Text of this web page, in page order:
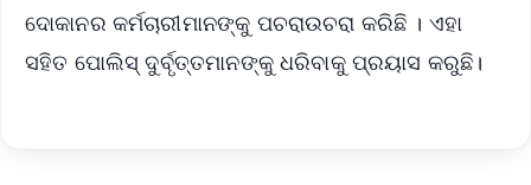
ଦୋକାନର କର୍ମଚାରୀମାନଙ୍କୁ ପଚରାଉଚରା କରିଛି । ଏହା
ସହିତ ପୋଲିସ୍ ଦୁର୍ବୃତ୍ତମାନଙ୍କୁ ଧରିବାକୁ ପ୍ରୟାସ କରୁଛି।